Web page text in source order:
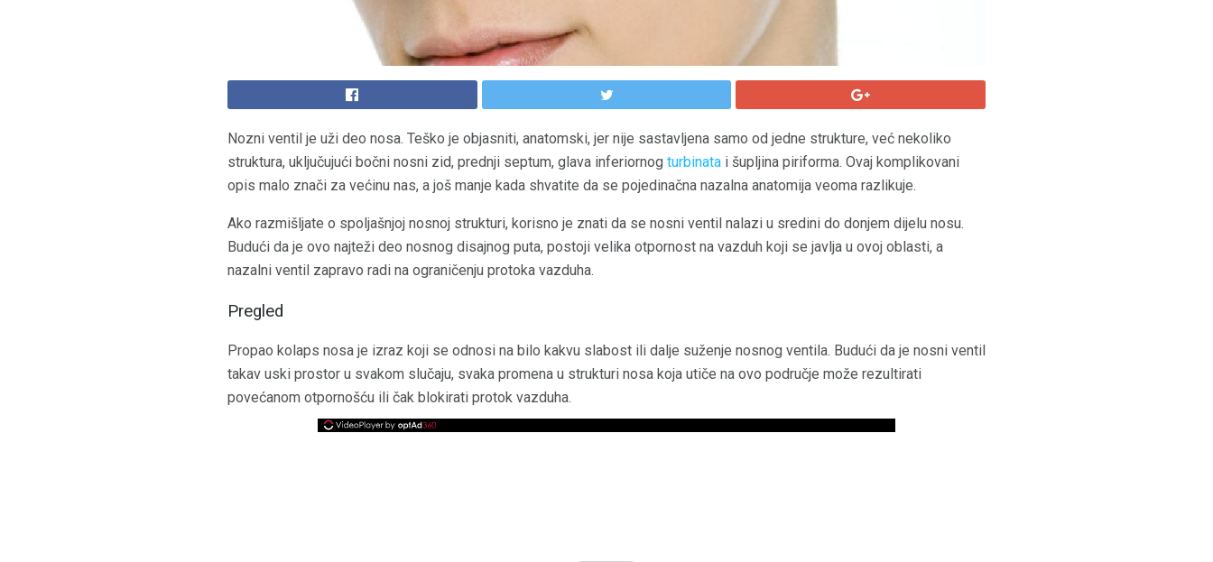
Nozni ventil je uži deo nosa. Teško je objasniti, anatomski, jer nije sastavljena samo od jedne strukture, već nekoliko
struktura, uključujući bočni nosni zid, prednji septum, glava inferiornog turbinata i šupljina piriforma. Ovaj komplikovani
opis malo znači za većinu nas, a još manje kada shvatite da se pojedinačna nazalna anatomija veoma razlikuje.
Ako razmišljate o spoljašnjoj nosnoj strukturi, korisno je znati da se nosni ventil nalazi u sredini do donjem dijelu nosu.
Budući da je ovo najteži deo nosnog disajnog puta, postoji velika otpornost na vazduh koji se javlja u ovoj oblasti, a
nazalni ventil zapravo radi na ograničenju protoka vazduha.
Pregled
Propao kolaps nosa je izraz koji se odnosi na bilo kakvu slabost ili dalje suženje nosnog ventila. Budući da je nosni ventil
takav uski prostor u svakom slučaju, svaka promena u strukturi nosa koja utiče na ovo područje može rezultirati
povećanom otpornošću ili čak blokirati protok vazduha.